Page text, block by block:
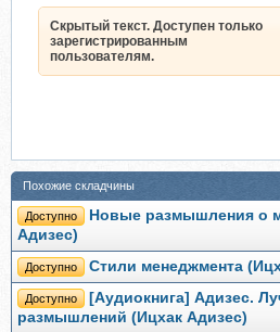
Скрытый текст. Доступен только
зарегистрированным
пользователям.
Похожие складчины
Доступно
Новые размышления о
Адизес)
Доступно Стили менеджмента
Доступно
[Аудиокнига] Адизес.
размышлений (Ицхак Адизес)